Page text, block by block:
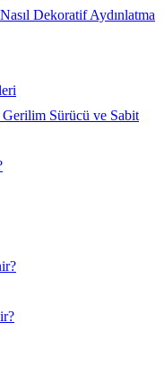
Dekoratif Aydınlatma
Sürücü ve Sabit